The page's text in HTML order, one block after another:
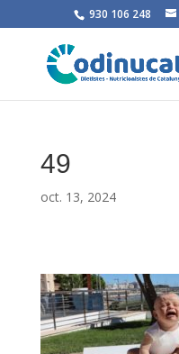
930 106 248
49
oct. 13, 2024